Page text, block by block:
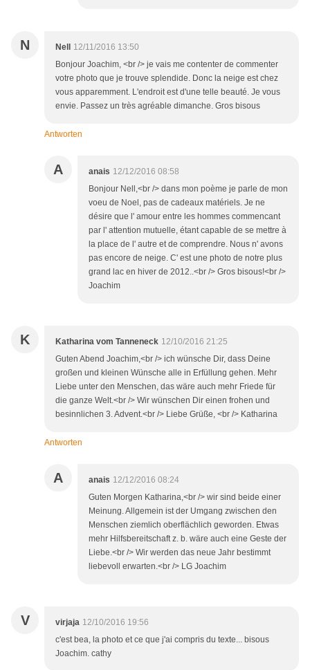
N Nell
12/11/2016 13:50
Bonjour Joachim, <br /> je vais me contenter de commenter
votre photo que je trouve splendide. Donc la neige est chez
vous apparemment. L'endroit est d'une telle beauté. Je vous
envie. Passez un très agréable dimanche. Gros bisous
Antworten
A anais 12/12/2016 08:58
Bonjour Nell,<br /> dans mon poème je parle de mon
voeu de Noel, pas de cadeaux matériels. Je ne
désire que l' amour entre les hommes commencant
par l' attention mutuelle, étant capable de se mettre à
la place de l' autre et de comprendre. Nous n' avons
pas encore de neige. C' est une photo de notre plus
grand lac en hiver de 2012..<br /> Gros bisous!<br />
Joachim
K Katharina vom Tanneneck 12/10/2016 21:25
Guten Abend Joachim,<br /> ich wünsche Dir, dass Deine
großen und kleinen Wünsche alle in Erfüllung gehen. Mehr
Liebe unter den Menschen, das wäre auch mehr Friede für
die ganze Welt.<br /> Wir wünschen Dir einen frohen und
besinnlichen 3. Advent.<br /> Liebe Grüße, <br /> Katharina
Antworten
A anais 12/12/2016 08:24
Guten Morgen Katharina,<br /> wir sind beide einer
Meinung. Allgemein ist der Umgang zwischen den
Menschen ziemlich oberflächlich geworden. Etwas
mehr Hilfsbereitschaft z. b. wäre auch eine Geste der
Liebe.<br /> Wir werden das neue Jahr bestimmt
liebevoll erwarten.<br /> LG Joachim
V virjaja 12/10/2016 19:56
c'est bea, la photo et ce que j'ai compris du texte... bisous
Joachim. cathy